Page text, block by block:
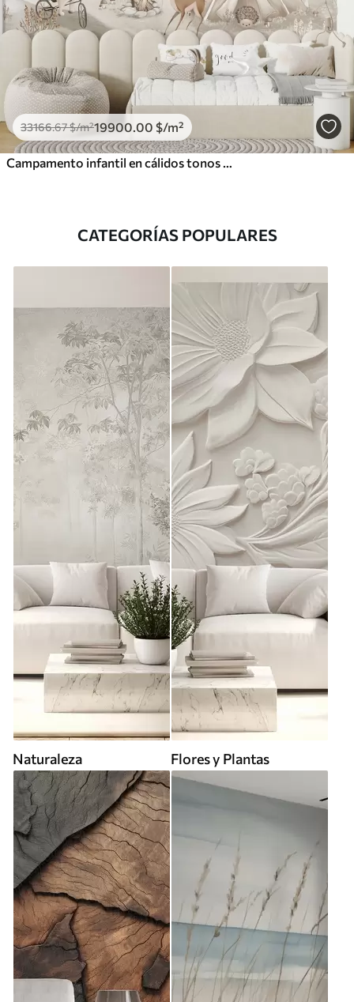
33166.67$/m²19900 .00 $/m²
CATEGORÍAS POPULARES
Naturaleza Flores y Plantas